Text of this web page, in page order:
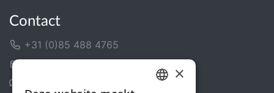
Contact
+31 (0)85 488 4765
×